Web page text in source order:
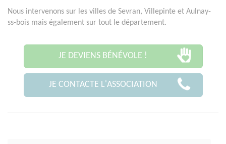
Nous intervenons sur les villes de Sevran, Villepinte et Aulnay-
ss-bois mais également sur tout le département.
JE DEVIENS BÉNÉVOLE !
JE CONTACTE L'ASSOCIATION